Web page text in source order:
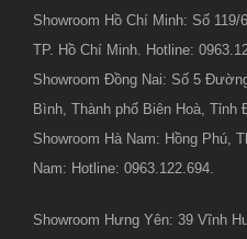
Showroom Hồ Chí Minh: Số
TP. Hồ Chí Minh. Hotline:
Showroom Đồng Nai: Số 5
Bình, Thành phố Biên Hoà, Tỉnh
Showroom Hà Nam: Hồng Phú,
Nam: Hotline: 0963.122.694.
Showroom Hưng Yên: 39 Vĩnh